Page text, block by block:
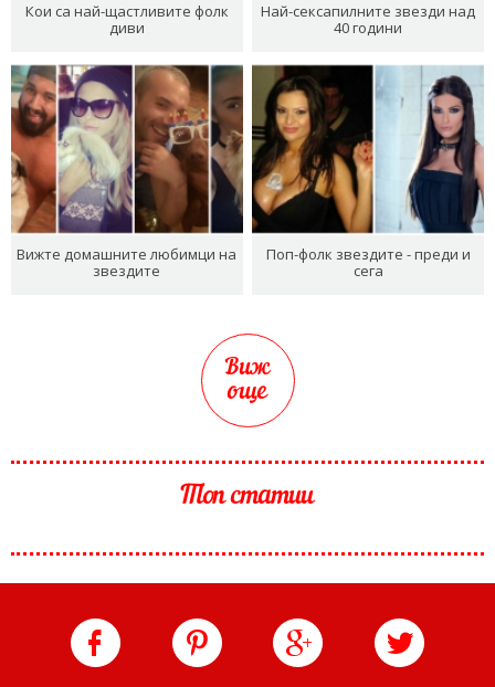
Кои са най-щастливите фолк
диви
Най-сексапилните звезди над
40 години
Вижте домашните любимци на
звездите
Поп-фолк звездите - преди и
сега
Виж
още
Топ статии